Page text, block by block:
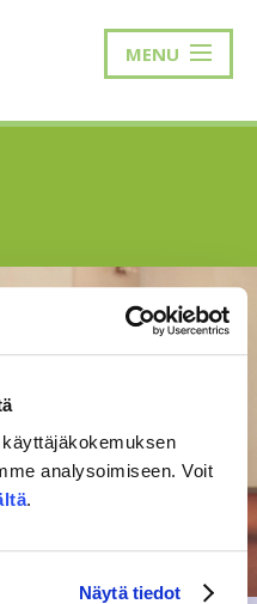
analysoimiseen. Voit
.
Näytä tiedot
MENU